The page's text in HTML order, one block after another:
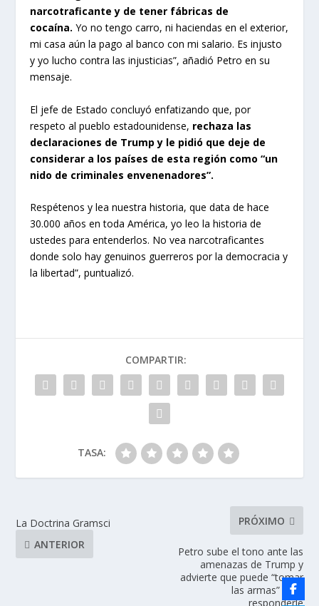
narcotraficante y de tener fábricas de
cocaína. Yo no tengo carro, ni haciendas en el exterior,
mi casa aún la pago al banco con mi salario. Es injusto
y yo lucho contra las injusticias”, añadió Petro en su
mensaje.
El jefe de Estado concluyó enfatizando que, por
respeto al pueblo estadounidense, rechaza las
declaraciones de Trump y le pidió que deje de
considerar a los países de esta región como “un
nido de criminales envenenadores”.
Respétenos y lea nuestra historia, que data de hace
30.000 años en toda América, yo leo la historia de
ustedes para entenderlos. No vea narcotraficantes
donde solo hay genuinos guerreros por la democracia y
la libertad”, puntualizó.
COMPARTIR:
TASA:
La Doctrina Gramsci
ANTERIOR
PRÓXIMO
Petro sube el tono ante las
amenazas de Trump y
advierte que puede “tomar
las armas” para
responderle